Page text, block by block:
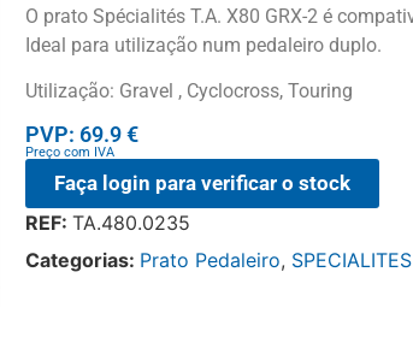
O prato Spécialités T.A. X80 GRX-2 é
Ideal para utilização num pedaleiro duplo.
Utilização: Gravel , Cyclocross, Touring
PVP: 69.9 €
Preço com IVA
Faça login para verificar o stock
REF: TA.480.0235
Categorias: Prato Pedaleiro,